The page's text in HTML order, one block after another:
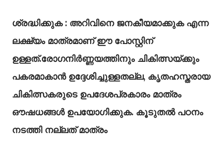
ശ്രദ്ധിക്കുക : അറിവിനെ ജനകീയമാക്കുക എന്ന
ലക്ഷ്യം മാത്രമാണ് ഈ പോസ്റ്റിന്
ഉള്ളത്.രോഗനിർണ്ണയത്തിനും ചികിത്സയ്ക്കും
പകരമാകാൻ ഉദ്ദേശിച്ചുള്ളതല്ല, കൃതഹസ്തരായ
ചികിത്സകരുടെ ഉപദേശപ്രകാരം മാത്രം
ഔഷധങ്ങൾ ഉപയോഗിക്കുക. കൂടുതൽ പഠനം
നടത്തി നല്ലത് മാത്രം